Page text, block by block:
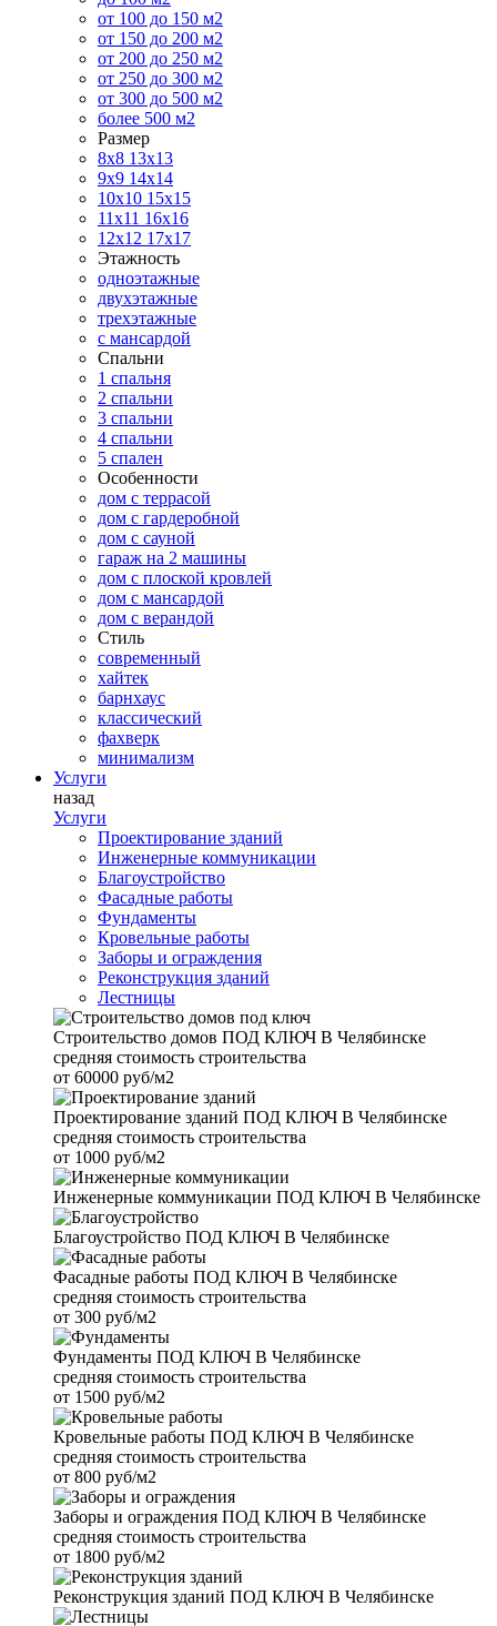
от 100 до 150 м2
от 150 до 200 м2
от 200 до 250 м2
от 250 до 300 м2
от 300 до 500 м2
более 500 м2
Размер
8х8 13х13
9х9 14х14
10х10 15х15
11x11 16х16
12х12 17х17
Этажность
одноэтажные
двухэтажные
трехэтажные
с мансардой
Спальни
1 спальня
2 спальни
3 спальни
4 спальни
5 спален
Особенности
дом с террасой
дом с гардеробной
дом с сауной
гараж на 2 машины
дом с плоской кровлей
дом с мансардой
дом с верандой
Стиль
современный
хайтек
барнхаус
классический
фахверк
минимализм
Услуги
назад
Услуги
Проектирование зданий
Инженерные коммуникации
Благоустройство
Фасадные работы
Фундаменты
Кровельные работы
Заборы и ограждения
Реконструкция зданий
Лестницы
Строительство домов ПОД КЛЮЧ В Челябинске
средняя стоимость строительства
от 60000 руб/м2
Проектирование зданий ПОД КЛЮЧ В Челябинске
средняя стоимость строительства
от 1000 руб/м2
Инженерные коммуникации ПОД КЛЮЧ В Челябинске
Благоустройство ПОД КЛЮЧ В Челябинске
Фасадные работы ПОД КЛЮЧ В Челябинске
средняя стоимость строительства
от 300 руб/м2
Фундаменты ПОД КЛЮЧ В Челябинске
средняя стоимость строительства
от 1500 руб/м2
Кровельные работы ПОД КЛЮЧ В Челябинске
средняя стоимость строительства
от 800 руб/м2
Заборы и ограждения ПОД КЛЮЧ В Челябинске
средняя стоимость строительства
от 1800 руб/м2
Реконструкция зданий ПОД КЛЮЧ В Челябинске